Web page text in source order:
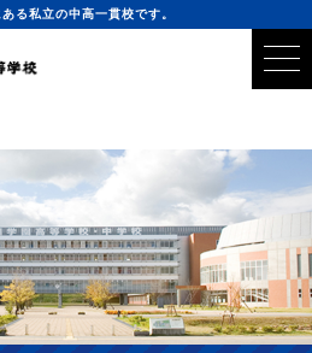
る私立の中高一貫校です。